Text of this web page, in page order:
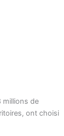
millions de
ont choisi